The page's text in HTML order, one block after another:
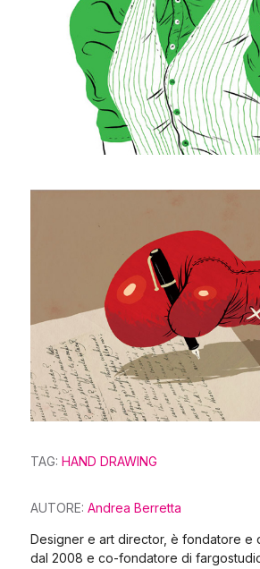
TAG: HAND DRAWING
AUTORE: Andrea Berretta
Designer e art director, è fondatore e
dal 2008 e co-fondatore di